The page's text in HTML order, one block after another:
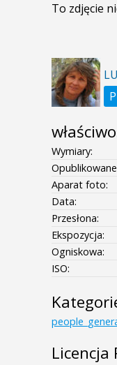
To zdjęcie
Wymiary:
Aparat foto:
Data:
Przesłona:
Ekspozycja:
Ogniskowa:
ISO:
Licencja